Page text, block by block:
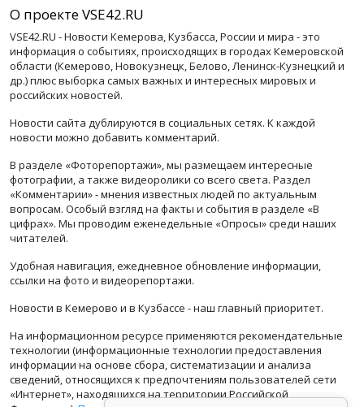
О проекте VSE42.RU
VSE42.RU - Новости Кемерова, Кузбасса, России и мира - это
информация о событиях, происходящих в городах Кемеровской
области (Кемерово, Новокузнецк, Белово, Ленинск-Кузнецкий и
др.) плюс выборка самых важных и интересных мировых и
российских новостей.
Новости сайта дублируются в социальных сетях. К каждой
новости можно добавить комментарий.
В разделе «Фоторепортажи», мы размещаем интересные
фотографии, а также видеоролики со всего света. Раздел
«Комментарии» - мнения известных людей по актуальным
вопросам. Особый взгляд на факты и события в разделе «В
цифрах». Мы проводим еженедельные «Опросы» среди наших
читателей.
Удобная навигация, ежедневное обновление информации,
ссылки на фото и видеорепортажи.
Новости в Кемерово и в Кузбассе - наш главный приоритет.
На информационном ресурсе применяются рекомендательные
технологии (информационные технологии предоставления
информации на основе сбора, систематизации и анализа
сведений, относящихся к предпочтениям пользователей сети
«Интернет», находящихся на территории Российской